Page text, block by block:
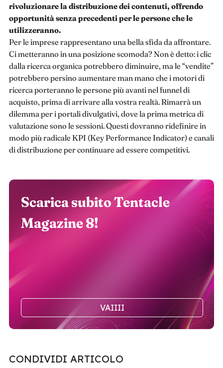
rivoluzionare la distribuzione dei contenuti, offrendo
opportunità senza precedenti per le persone che le
utilizzeranno.
Per le imprese rappresentano una bella sfida da affrontare.
Ci metteranno in una posizione scomoda? Non è detto: i clic
dalla ricerca organica potrebbero diminuire, ma le “vendite”
potrebbero persino aumentare man mano che i motori di
ricerca porteranno le persone più avanti nel funnel di
acquisto, prima di arrivare alla vostra realtà. Rimarrà un
dilemma per i portali divulgativi, dove la prima metrica di
valutazione sono le sessioni. Questi dovranno ridefinire in
modo più radicale KPI (Key Performance Indicator) e canali
di distribuzione per continuare ad essere competitivi.
Scarica subito Tentacle
Magazine 8!
VAIIII
CONDIVIDI ARTICOLO